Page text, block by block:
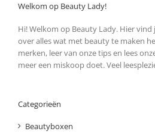
Welkom op Beauty Lady!
Hi! Welkom op Beauty Lady. Hier
over alles wat met beauty te maken
merken, leer van onze tips en lees
meer een miskoop doet. Veel
Categorieën
Beautyboxen